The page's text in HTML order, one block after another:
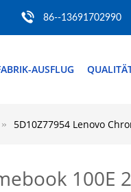
86--13691702990
AUSFLUG
5D10Z77954 Lenovo
100E